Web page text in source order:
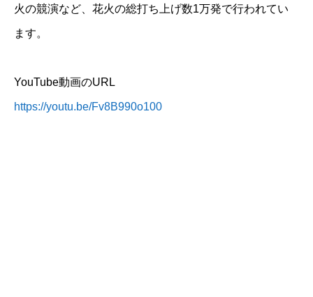
火の競演など、花火の総打ち上げ数1万発で行われてい
ます。
YouTube動画のURL
https://youtu.be/Fv8B990o100